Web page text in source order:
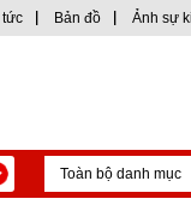
tức Bản đồ Ảnh sự
Toàn bộ danh mục